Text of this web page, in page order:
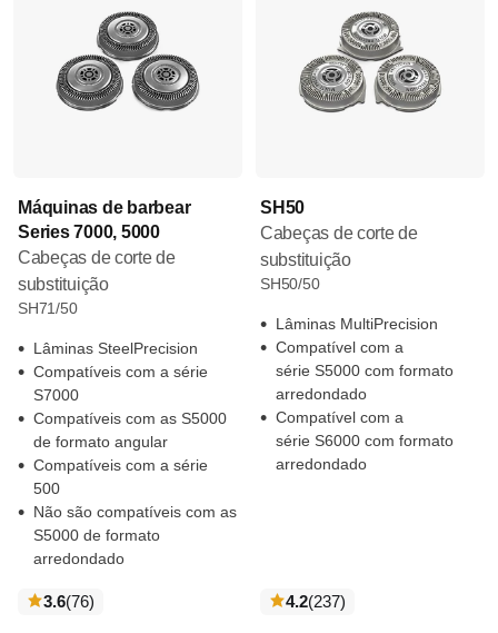
Máquinas de barbear
Series 7000, 5000
Cabeças de corte de
substituição
SH71/50
Lâminas SteelPrecision
Compatíveis com a série
S7000
Compatíveis com as S5000
de formato angular
Compatíveis com a série
500
Não são compatíveis com as
S5000 de formato
arredondado
3.6(76críticas
)
SH50
Cabeças de corte de
substituição
SH50/50
Lâminas MultiPrecision
Compatível com a
série S5000 com formato
arredondado
Compatível com a
série S6000 com formato
arredondado
4.2(237críticas
)